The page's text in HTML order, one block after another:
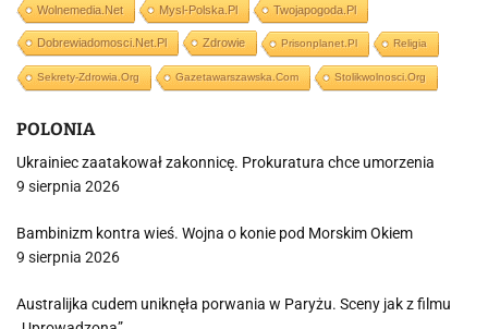
Wolnemedia.net Mysl-Polska.pl Twojapogoda.pl
Dobrewiadomosci.net.pl Zdrowie Prisonplanet.pl Religia
Sekrety-Zdrowia.org Gazetawarszawska.com Stolikwolnosci.org
POLONIA
Ukrainiec zaatakował zakonnicę. Prokuratura chce umorzenia
9 sierpnia 2026
Bambinizm kontra wieś. Wojna o konie pod Morskim Okiem
9 sierpnia 2026
Australijka cudem uniknęła porwania w Paryżu. Sceny jak z filmu